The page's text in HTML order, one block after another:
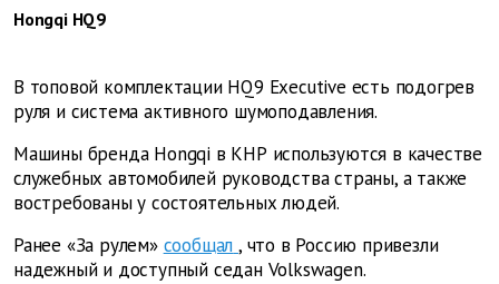
Hongqi HQ9
В топовой комплектации HQ9 Executive есть подогрев
руля и система активного шумоподавления.
Машины бренда Hongqi в КНР используются в качестве
служебных автомобилей руководства страны, а также
востребованы у состоятельных людей.
Ранее «За рулем» сообщал , что в Россию привезли
надежный и доступный седан Volkswagen.